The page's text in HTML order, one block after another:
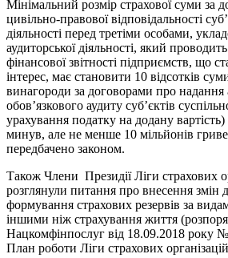
Мінімальний розмір страхової суми за
цивільно-правової відповідальності
діяльності перед третіми особами,
аудиторської діяльності, який
фінансової звітності підприємств, що
інтерес, має становити 10 відсотків
винагороди за договорами про надання
обов’язкового аудиту суб’єктів
урахування податку на додану
минув, але не менше 10 мільйонів
передбачено законом.
Також Члени Президії Ліги страхових
розглянули питання про внесення змін
формування страхових резервів за
іншими ніж страхування життя
Нацкомфінпослуг від 18.09.2018 року
План роботи Ліги страхових